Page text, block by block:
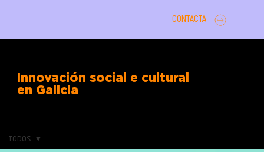
CONTACTA
Innovación social e cultural
en Galicia
TODOS